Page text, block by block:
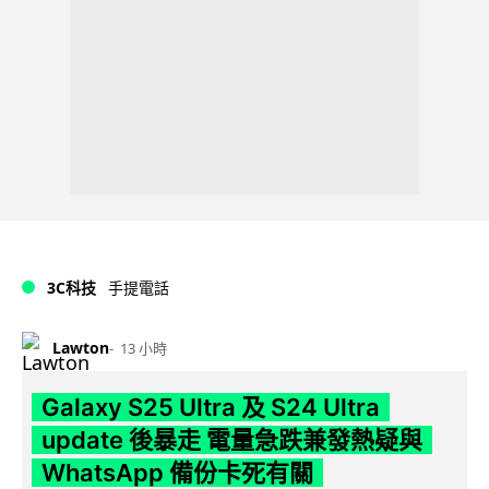
3C科技 手提電話
Lawton 13 小時
Galaxy S25 Ultra 及 S24 Ultra
update 後暴走 電量急跌兼發熱疑與
WhatsApp 備份卡死有關